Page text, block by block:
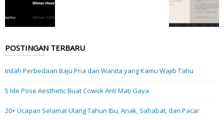
POSTINGAN TERBARU
Inilah Perbedaan Baju Pria dan Wanita yang Kamu Wajib Tahu
5 Ide Pose Aesthetic Buat Cowok Anti Mati Gaya
20+ Ucapan Selamat Ulang Tahun Ibu, Anak, Sahabat, dan Pacar